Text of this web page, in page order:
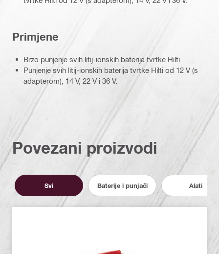
Primjene
Brzo punjenje svih litij-ionskih baterija tvrtke Hilti
Punjenje svih litij-ionskih baterija tvrtke Hilti od 12 V (s
adapterom), 14 V, 22 V i 36 V.
Povezani proizvodi
Svi Baterije i punjači Alati